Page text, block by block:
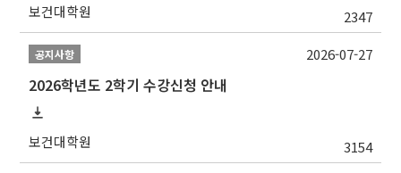
보건대학원 2347
공지사항
2026학년도 2학기 수강신청 안내
보건대학원 3154
2026-07-27